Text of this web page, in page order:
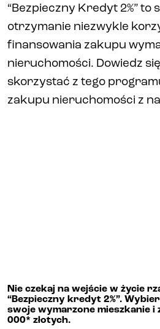
Częstochowa
Apartamenty
Biura i lokale
Kariera
“Bezpieczny Kredyt 2%” to
otrzymanie niezwykle
finansowania zakupu
nieruchomości. Dowiedz
skorzystać z tego
zakupu nieruchomości z
Nie czekaj na wejście w życie
“Bezpieczny kredyt 2%”.
swoje wymarzone mieszkanie i
000* złotych.